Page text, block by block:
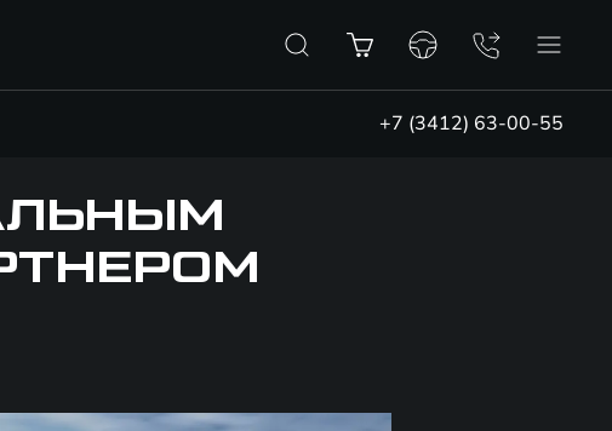
+7 (3412) 63-00-55